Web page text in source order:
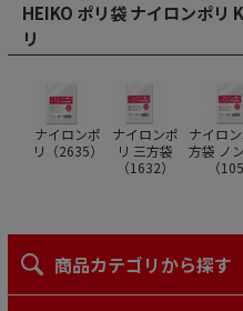
HEIKO ポリ袋 ナイロンポ
リ
ナイロンポ
リ（2635）
ナイロンポ
リ 三方袋
（1632）
ナイロ
方袋 ノ
（
商品カテゴリから探す